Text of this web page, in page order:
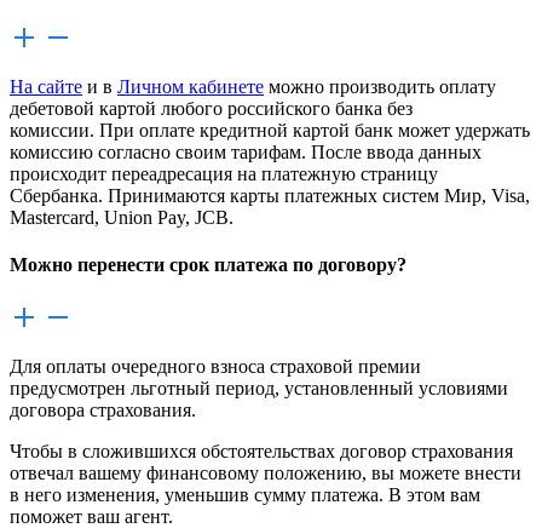
На сайте и в Личном кабинете можно производить оплату
дебетовой картой любого российского банка без
комиссии. При оплате кредитной картой банк может удержать
комиссию согласно своим тарифам. После ввода данных
происходит переадресация на платежную страницу
Сбербанка. Принимаются карты платежных систем Мир, Visa,
Mastercard, Union Pay, JCB.
Можно перенести срок платежа по договору?
Для оплаты очередного взноса страховой премии
предусмотрен льготный период, установленный условиями
договора страхования.
Чтобы в сложившихся обстоятельствах договор страхования
отвечал вашему финансовому положению, вы можете внести
в него изменения, уменьшив сумму платежа. В этом вам
поможет ваш агент.